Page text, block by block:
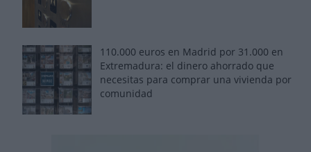
110.000 euros en Madrid por 31.000 en
Extremadura: el dinero ahorrado que
necesitas para comprar una vivienda por
comunidad